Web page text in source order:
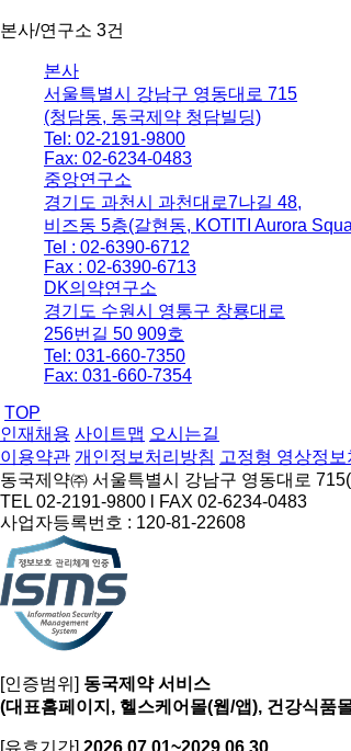
본사/연구소 3건
본사
서울특별시 강남구 영동대로 715
(청담동, 동국제약 청담빌딩)
Tel: 02-2191-9800
Fax: 02-6234-0483
50m
중앙연구소
경기도 과천시 과천대로7나길 48,
비즈동 5층(갈현동, KOTITI Aurora
Tel : 02-6390-6712
Fax : 02-6390-6713
DK의약연구소
경기도 수원시 영통구 창룡대로
256번길 50 909호
Tel: 031-660-7350
Fax: 031-660-7354
TOP
인재채용 사이트맵 오시는길
이용약관 개인정보처리방침 고정형 영상정
동국제약㈜ 서울특별시 강남구 영동대로
TEL 02-2191-9800 l FAX 02-6234-0483
사업자등록번호 : 120-81-22608
[인증범위] 동국제약 서비스
(대표홈페이지, 헬스케어몰(웹/앱), 건강식품
[유효기간] 2026.07.01~2029.06.30